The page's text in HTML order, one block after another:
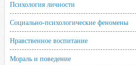
Психология личности
Социально-психологические феномены
Нравственное воспитание
Мораль и поведение